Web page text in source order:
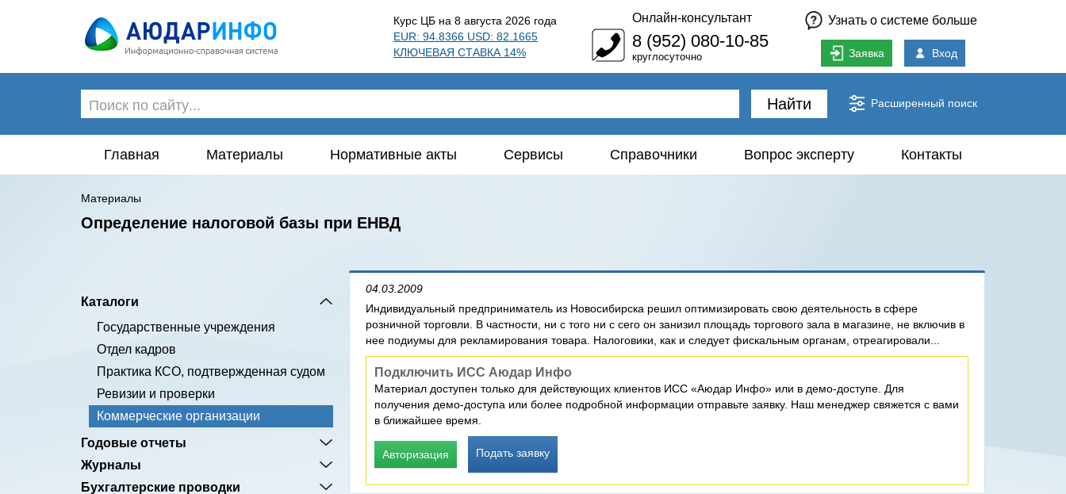
Курс ЦБ на 8 августа 2026 года
EUR: 94.8366 USD: 82.1665
КЛЮЧЕВАЯ СТАВКА 14%
Онлайн-консультант
8 (952) 080-10-85
круглосуточно
Узнать о системе больше
Заявка Вход
Найти Расширенный поиск
Главная Материалы Нормативные акты Сервисы Справочники Вопрос эксперту Контакты
Материалы
Определение налоговой базы при ЕНВД
Каталоги
Государственные учреждения
Отдел кадров
Практика КСО, подтвержденная судом
Ревизии и проверки
Коммерческие организации
Годовые отчеты
Журналы
Бухгалтерские проводки
04.03.2009
Индивидуальный предприниматель из Новосибирска решил оптимизировать свою деятельность в сфере
розничной торговли. В частности, ни с того ни с сего он занизил площадь торгового зала в магазине, не включив в
нее подиумы для рекламирования товара. Налоговики, как и следует фискальным органам, отреагировали...
Подключить ИСС Аюдар Инфо
Материал доступен только для действующих клиентов ИСС «Аюдар Инфо» или в демо-доступе. Для
получения демо-доступа или более подробной информации отправьте заявку. Наш менеджер свяжется с вами
в ближайшее время.
Авторизация Подать заявку